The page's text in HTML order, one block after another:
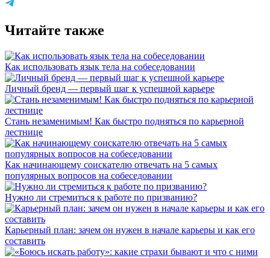
Читайте также
Как использовать язык тела на собеседовании
Личный бренд — первый шаг к успешной карьере
Стань незаменимым! Как быстро подняться по карьерной
лестнице
Как начинающему соискателю отвечать на 5 самых
популярных вопросов на собеседовании
Нужно ли стремиться к работе по призванию?
Карьерный план: зачем он нужен в начале карьеры и как его
составить